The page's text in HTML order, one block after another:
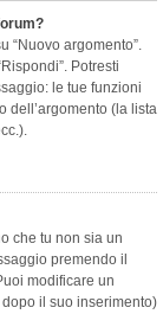
“Nuovo argomento”.
Potresti
le tue funzioni
dell’argomento (la lista
che tu non sia un
premendo il
modificare un
il suo inserimento)